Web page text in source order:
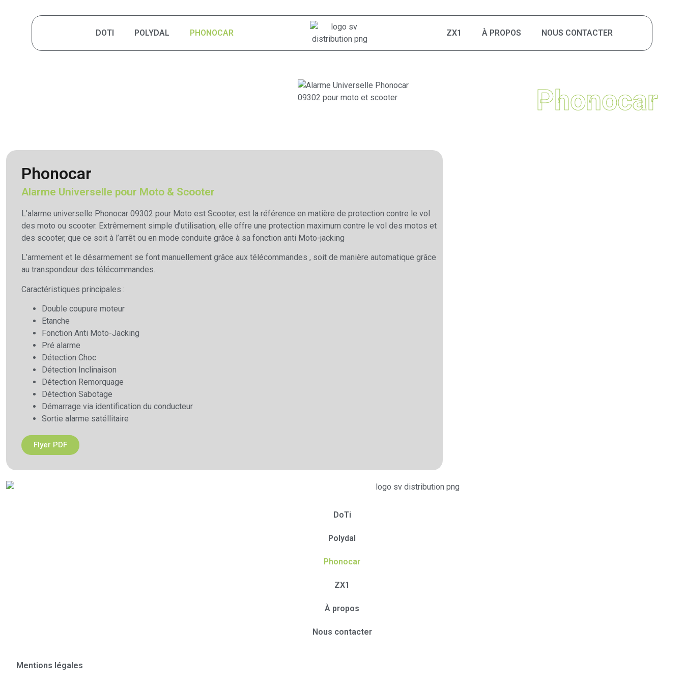
DOTI POLYDAL PHONOCAR ZX1 À PROPOS NOUS CONTACTER
Phonocar
Phonocar
Alarme Universelle pour Moto & Scooter
L’alarme universelle Phonocar 09302 pour Moto est Scooter, est la référence en matière de protection contre le vol
des moto ou scooter. Extrêmement simple d’utilisation, elle offre une protection maximum contre le vol des motos et
des scooter, que ce soit à l’arrêt ou en mode conduite grâce à sa fonction anti Moto-jacking
L’armement et le désarmement se font manuellement grâce aux télécommandes , soit de manière automatique grâce
au transpondeur des télécommandes.
Caractéristiques principales :
Double coupure moteur
Etanche
Fonction Anti Moto-Jacking
Pré alarme
Détection Choc
Détection Inclinaison
Détection Remorquage
Détection Sabotage
Démarrage via identification du conducteur
Sortie alarme satéllitaire
Flyer PDF
DoTi
Polydal
Phonocar
ZX1
À propos
Nous contacter
Mentions légales